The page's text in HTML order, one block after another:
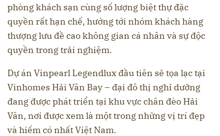
phòng khách sạn cùng số lượng biệt thự đặc
quyền rất hạn chế, hướng tới nhóm khách hàng
thượng lưu đề cao không gian cá nhân và sự độc
quyền trong trải nghiệm.
Dự án Vinpearl Legendlux đầu tiên sẽ tọa lạc tại
Vinhomes Hải Vân Bay – đại đô thị nghỉ dưỡng
đang được phát triển tại khu vực chân đèo Hải
Vân, nơi được xem là một trong những vị trí đẹp
và hiếm có nhất Việt Nam.